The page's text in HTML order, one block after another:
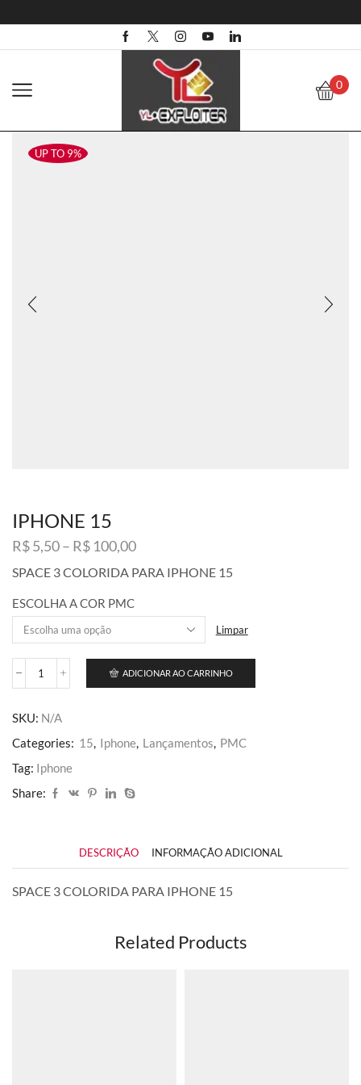
0
UP TO 9%
IPHONE 15
R$5,50– R$ 100,00Faixa
preço:
através
R$ 100,00
SPACE 3 COLORIDA PARA IPHONE 15
ESCOLHA A COR PMC
Limpar
IPHONE
ADICIONAR AO CARRINHO
SKU: N/A
Categories: 15, Iphone, Lançamentos, PMC
Tag: Iphone
Share:
DESCRIÇÃO INFORMAÇÃO ADICIONAL
SPACE 3 COLORIDA PARA IPHONE 15
Related Products